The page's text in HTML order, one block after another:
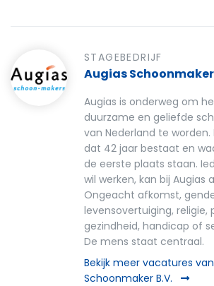
STAGEBEDRIJF
Augias Schoonmaker
Augias is onderweg om
duurzame en geliefde
van Nederland te
dat 42 jaar bestaat en
de eerste plaats staan.
wil werken, kan bij Augias
Ongeacht afkomst,
levensovertuiging, religie,
gezindheid, handicap of
De mens staat centraal.
Bekijk meer vacatures
Schoonmaker B.V.